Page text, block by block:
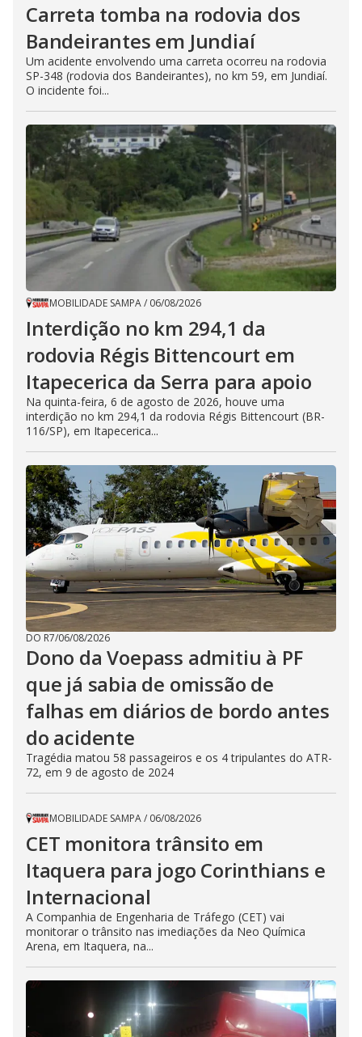
Carreta tomba na rodovia dos
Bandeirantes em Jundiaí
Um acidente envolvendo uma carreta ocorreu na rodovia
SP-348 (rodovia dos Bandeirantes), no km 59, em Jundiaí.
O incidente foi...
MOBILIDADE SAMPA/ 06/08/2026
Interdição no km 294,1 da
rodovia Régis Bittencourt em
Itapecerica da Serra para apoio
Na quinta-feira, 6 de agosto de 2026, houve uma
interdição no km 294,1 da rodovia Régis Bittencourt (BR-
116/SP), em Itapecerica...
DO R7/06/08/2026
Dono da Voepass admitiu à PF
que já sabia de omissão de
falhas em diários de bordo antes
do acidente
Tragédia matou 58 passageiros e os 4 tripulantes do ATR-
72, em 9 de agosto de 2024
MOBILIDADE SAMPA/ 06/08/2026
CET monitora trânsito em
Itaquera para jogo Corinthians e
Internacional
A Companhia de Engenharia de Tráfego (CET) vai
monitorar o trânsito nas imediações da Neo Química
Arena, em Itaquera, na...